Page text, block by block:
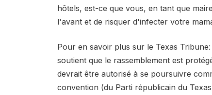
hôtels, est-ce que vous, en tant que
l'avant et de risquer d'infecter votre
Pour en savoir plus sur le Texas
soutient que le rassemblement est
devrait être autorisé à se poursuivre
convention (du Parti républicain du